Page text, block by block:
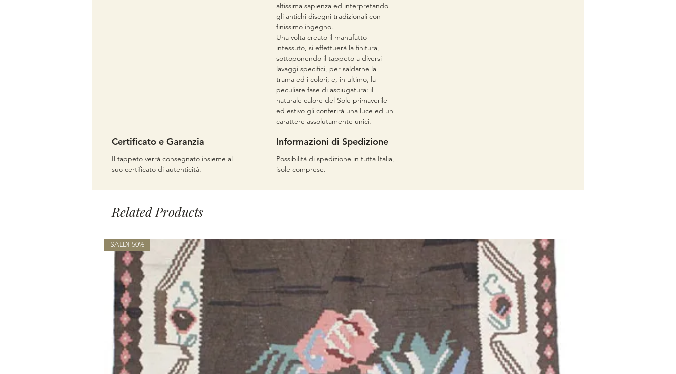
altissima sapienza ed interpretando
gli antichi disegni tradizionali con
finissimo ingegno.
Una volta creato il manufatto
intessuto, si effettuerà la finitura,
sottoponendo il tappeto a diversi
lavaggi specifici, per saldarne la
trama ed i colori; e, in ultimo, la
peculiare fase di asciugatura: il
naturale calore del Sole primaverile
ed estivo gli conferirà una luce ed un
carattere assolutamente unici.
Certificato e Garanzia
Il tappeto verrà consegnato insieme al
suo certificato di autenticità.
Informazioni di Spedizione
Possibilità di spedizione in tutta Italia,
isole comprese.
Related Products
SALDI 50%